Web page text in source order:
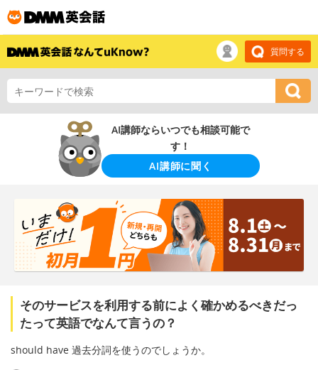
質問する
AI講師ならいつでも相談可能で
す！
AI講師に聞く
そのサービスを利用する前によく確かめるべきだっ
たって英語でなんて言うの？
should have 過去分詞を使うのでしょうか。